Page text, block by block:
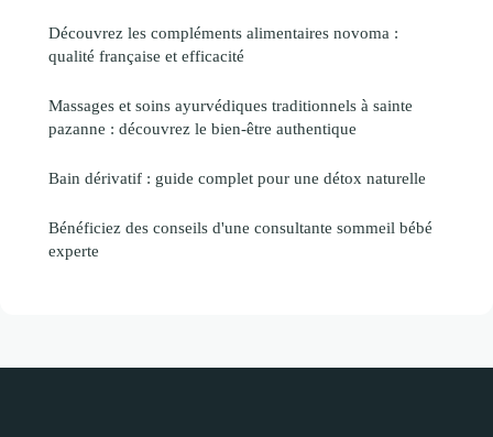
Découvrez les compléments alimentaires novoma :
qualité française et efficacité
Massages et soins ayurvédiques traditionnels à sainte
pazanne : découvrez le bien-être authentique
Bain dérivatif : guide complet pour une détox naturelle
Bénéficiez des conseils d'une consultante sommeil bébé
experte